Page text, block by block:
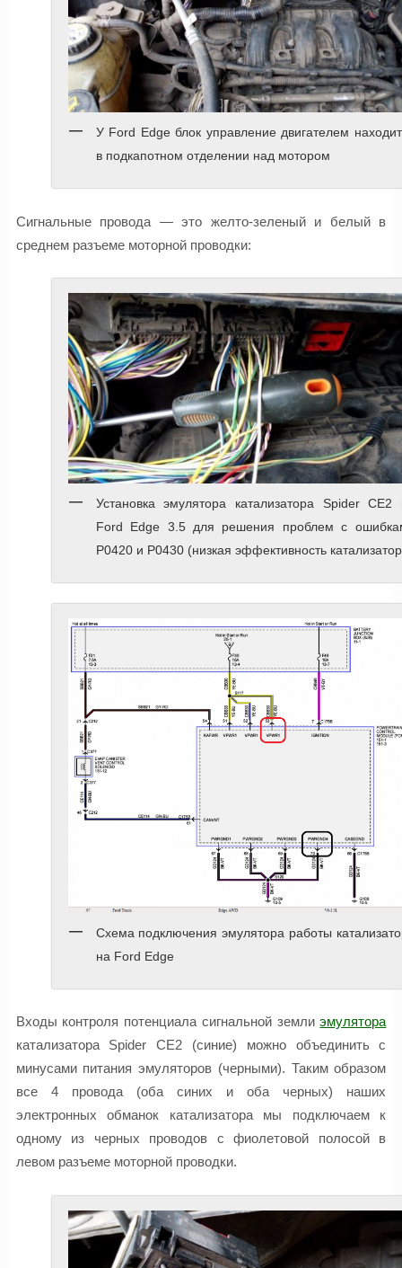
У Ford Edge блок управление двигателем
в подкапотном отделении над мотором
Сигнальные провода — это желто-зеленый и белый в
среднем разъеме моторной проводки:
Установка эмулятора катализатора Spider CE2
Ford Edge 3.5 для решения проблем с
P0420 и P0430 (низкая эффективность
Схема подключения эмулятора работы
на Ford Edge
Входы контроля потенциала сигнальной землиэмулятора
катализатора Spider CE2 (синие) можно объединить с
минусами питания эмуляторов (черными). Таким образом
все 4 провода (оба синих и оба черных) наших
электронных обманок катализатора мы подключаем к
одному из черных проводов с фиолетовой полосой в
левом разъеме моторной проводки.